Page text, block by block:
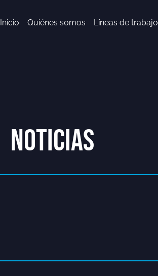
Inicio Quiénes somos Líneas de trabajo
NOTICIAS